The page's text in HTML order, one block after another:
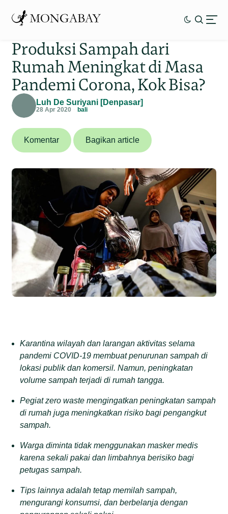
Produksi Sampah dari
Rumah Meningkat di Masa
Pandemi Corona, Kok Bisa?
Luh De Suriyani [Denpasar]
28 Apr 2020 bali
Komentar Bagikan article
Karantina wilayah dan larangan aktivitas selama
pandemi COVID-19 membuat penurunan sampah di
lokasi publik dan komersil. Namun, peningkatan
volume sampah terjadi di rumah tangga.
Pegiat zero waste mengingatkan peningkatan sampah
di rumah juga meningkatkan risiko bagi pengangkut
sampah.
Warga diminta tidak menggunakan masker medis
karena sekali pakai dan limbahnya berisiko bagi
petugas sampah.
Tips lainnya adalah tetap memilah sampah,
mengurangi konsumsi, dan berbelanja dengan